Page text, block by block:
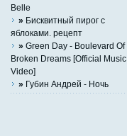
Belle
» Бисквитный пирог с
яблоками. рецепт
» Green Day - Boulevard Of
Broken Dreams [Official Music
Video]
» Губин Андрей - Ночь